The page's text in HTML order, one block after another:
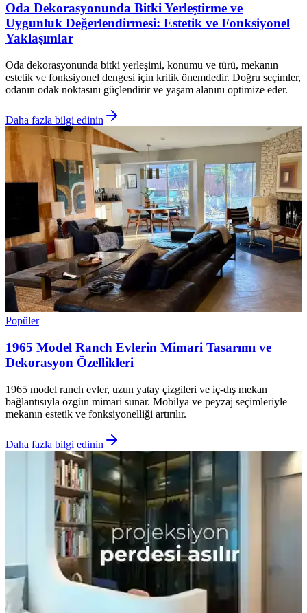
Oda Dekorasyonunda Bitki Yerleştirme ve
Uygunluk Değerlendirmesi: Estetik ve Fonksiyonel
Yaklaşımlar
Oda dekorasyonunda bitki yerleşimi, konumu ve türü, mekanın
estetik ve fonksiyonel dengesi için kritik önemdedir. Doğru seçimler,
odanın odak noktasını güçlendirir ve yaşam alanını optimize eder.
Daha fazla bilgi edinin
Popüler
1965 Model Ranch Evlerin Mimari Tasarımı ve
Dekorasyon Özellikleri
1965 model ranch evler, uzun yatay çizgileri ve iç-dış mekan
bağlantısıyla özgün mimari sunar. Mobilya ve peyzaj seçimleriyle
mekanın estetik ve fonksiyonelliği artırılır.
Daha fazla bilgi edinin